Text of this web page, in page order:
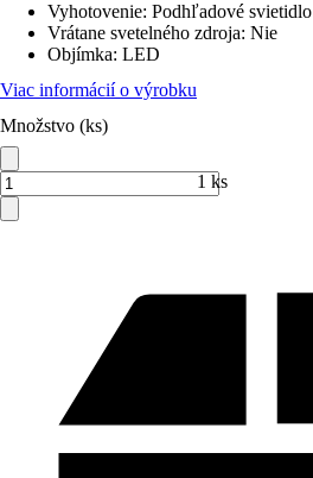
Vyhotovenie: Podhľadové svietidlo
Vrátane svetelného zdroja: Nie
Objímka: LED
Viac informácií o výrobku
Množstvo (ks)
1 ks